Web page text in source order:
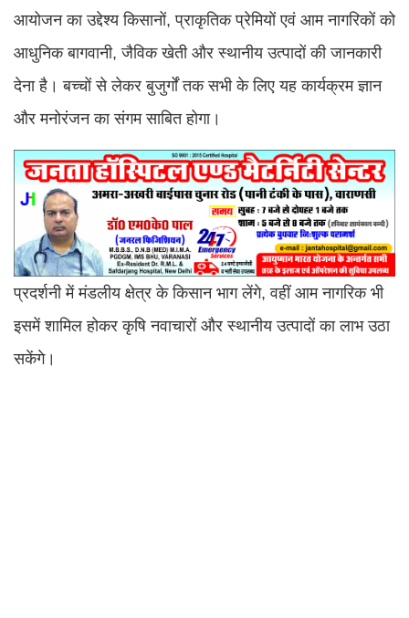
आयोजन का उद्देश्य किसानों, प्राकृतिक प्रेमियों एवं आम नागरिकों को
आधुनिक बागवानी, जैविक खेती और स्थानीय उत्पादों की जानकारी
देना है। बच्चों से लेकर बुजुर्गों तक सभी के लिए यह कार्यक्रम ज्ञान
और मनोरंजन का संगम साबित होगा।
प्रदर्शनी में मंडलीय क्षेत्र के किसान भाग लेंगे, वहीं आम नागरिक भी
इसमें शामिल होकर कृषि नवाचारों और स्थानीय उत्पादों का लाभ उठा
सकेंगे।